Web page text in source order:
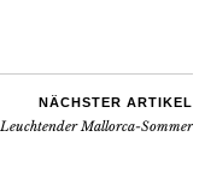
NÄCHSTER ARTIKEL
Leuchtender Mallorca-Sommer